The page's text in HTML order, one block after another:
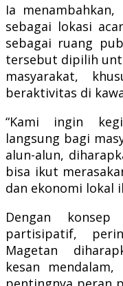
Ia menambahkan,
sebagai lokasi
sebagai ruang
tersebut dipilih
masyarakat,
beraktivitas di
“Kami ingin
langsung bagi
alun-alun,
bisa ikut
dan ekonomi lokal
Dengan
partisipatif,
Magetan
kesan